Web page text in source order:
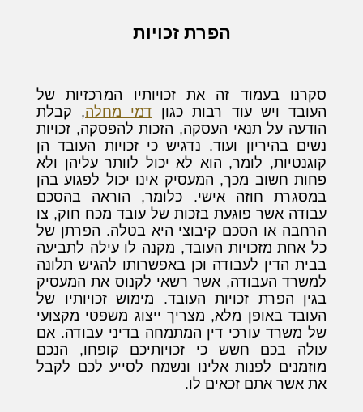
הפרת זכויות
סקרנו בעמוד זה את זכויותיו המרכזיות של
העובד ויש עוד רבות כגון דמי מחלה, קבלת
הודעה על תנאי העסקה, הזכות להפסקה, זכויות
נשים בהיריון ועוד. נדגיש כי זכויות העובד הן
קוגנטיות, לומר, הוא לא יכול לוותר עליהן ולא
פחות חשוב מכך, המעסיק אינו יכול לפגוע בהן
במסגרת חוזה אישי. כלומר, הוראה בהסכם
עבודה אשר פוגעת בזכות של עובד מכח חוק, צו
הרחבה או הסכם קיבוצי היא בטלה. הפרתן של
כל אחת מזכויות העובד, מקנה לו עילה לתביעה
בבית הדין לעבודה וכן באפשרותו להגיש תלונה
למשרד העבודה, אשר רשאי לקנוס את המעסיק
בגין הפרת זכויות העובד. מימוש זכויותיו של
העובד באופן מלא, מצריך ייצוג משפטי מקצועי
של משרד עורכי דין המתמחה בדיני עבודה. אם
עולה בכם חשש כי זכויותיכם קופחו, הנכם
מוזמנים לפנות אלינו ונשמח לסייע לכם לקבל
את אשר אתם זכאים לו.